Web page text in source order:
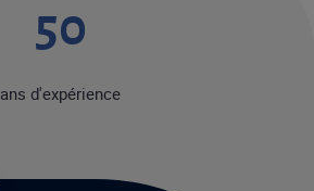
50
ans d'expérience